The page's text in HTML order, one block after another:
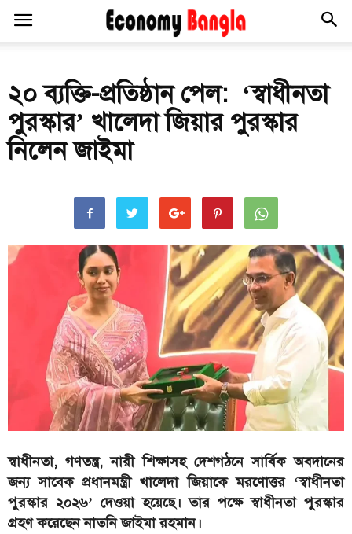
২০ ব্যক্তি-প্রতিষ্ঠান পেল: ‘স্বাধীনতা
পুরস্কার’ খালেদা জিয়ার পুরস্কার
নিলেন জাইমা
স্বাধীনতা, গণতন্ত্র, নারী শিক্ষাসহ দেশগঠনে সার্বিক অবদানের
জন্য সাবেক প্রধানমন্ত্রী খালেদা জিয়াকে মরণোত্তর ‘স্বাধীনতা
পুরস্কার ২০২৬’ দেওয়া হয়েছে। তার পক্ষে স্বাধীনতা পুরস্কার
গ্রহণ করেছেন নাতনি জাইমা রহমান।